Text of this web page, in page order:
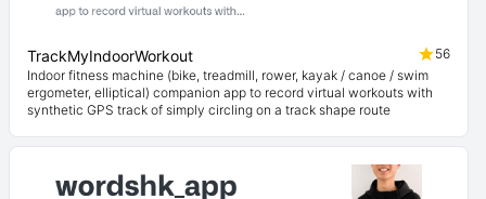
TrackMyIndoorWorkout
56
Indoor fitness machine (bike, treadmill, rower, kayak / canoe / swim
ergometer, elliptical) companion app to record virtual workouts with
synthetic GPS track of simply circling on a track shape route